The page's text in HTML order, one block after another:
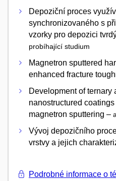
Depoziční proces
synchronizovaného s
vzorky pro depozici
probíhající studium
Magnetron sputtered
enhanced fracture
Development of ternary
nanostructured
magnetron sputtering –
Vývoj depozičního
vrstvy a jejich
Podrobné informace o